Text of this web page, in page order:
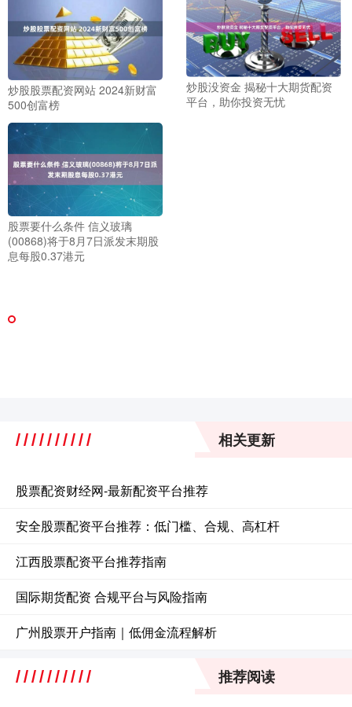
炒股股票配资网站 2024新财富
500创富榜
炒股没资金 揭秘十大期货配资
平台，助你投资无忧
股票要什么条件 信义玻璃
(00868)将于8月7日派发末期股
息每股0.37港元
相关更新
股票配资财经网-最新配资平台推荐
安全股票配资平台推荐：低门槛、合规、高杠杆
江西股票配资平台推荐指南
国际期货配资 合规平台与风险指南
广州股票开户指南｜低佣金流程解析
推荐阅读